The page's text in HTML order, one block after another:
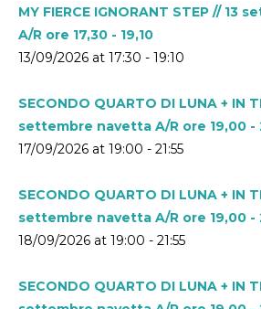
MY FIERCE IGNORANT STEP // 13
A/R ore 17,30 - 19,10
13/09/2026 at 17:30 - 19:10
SECONDO QUARTO DI LUNA + IN
settembre navetta A/R ore 19,00 -
17/09/2026 at 19:00 - 21:55
SECONDO QUARTO DI LUNA + IN
settembre navetta A/R ore 19,00 -
18/09/2026 at 19:00 - 21:55
SECONDO QUARTO DI LUNA + IN